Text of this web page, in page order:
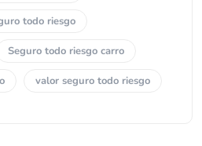
todo riesgo
Seguro todo riesgo carro
valor seguro todo riesgo